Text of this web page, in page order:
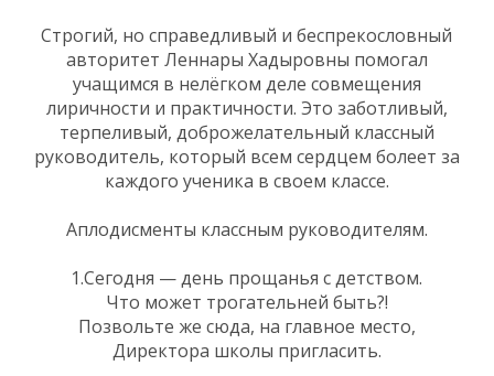
Строгий, но справедливый и беспрекословный
авторитет Леннары Хадыровны помогал
учащимся в нелёгком деле совмещения
лиричности и практичности. Это заботливый,
терпеливый, доброжелательный классный
руководитель, который всем сердцем болеет за
каждого ученика в своем классе.
Аплодисменты классным руководителям.
1.Сегодня — день прощанья с детством.
Что может трогательней быть?!
Позвольте же сюда, на главное место,
Директора школы пригласить.